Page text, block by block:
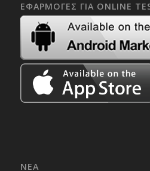
ΕΦΑΡΜΟΓΈΣ ΓΙΑ ONLINE
ΝΈΑ